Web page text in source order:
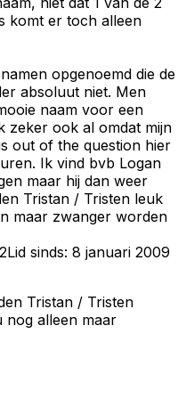
komt er toch alleen
opgenoemd die de
absoluut niet. Men
naam voor een
zeker ook al omdat mijn
out of the question hier
Ik vind bvb Logan
maar hij dan weer
Tristan / Tristen leuk
maar zwanger worden
Lid sinds: 8 januari 2009
Tristan / Tristen
nog alleen maar